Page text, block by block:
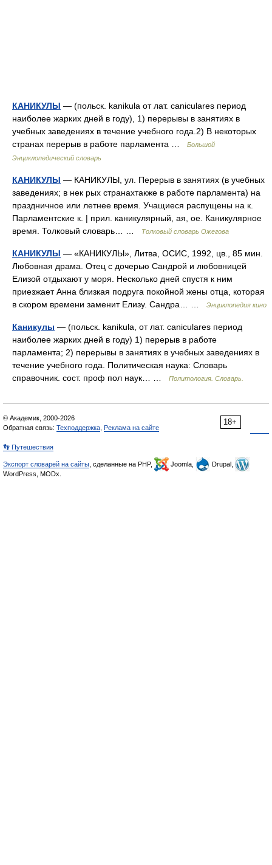
КАНИКУЛЫ — (польск. kanikula от лат. caniculares период
наиболее жарких дней в году), 1) перерывы в занятиях в
учебных заведениях в течение учебного года.2) В некоторых
странах перерыв в работе парламента …
Большой
Энциклопедический словарь
КАНИКУЛЫ — КАНИКУЛЫ, ул. Перерыв в занятиях (в учебных
заведениях; в нек рых странахтакже в работе парламента) на
праздничное или летнее время. Учащиеся распущены на к.
Парламентские к. | прил. каникулярный, ая, ое. Каникулярное
время. Толковый словарь… …
Толковый словарь Ожегова
КАНИКУЛЫ — «КАНИКУЛЫ», Литва, ОСИС, 1992, цв., 85 мин.
Любовная драма. Отец с дочерью Сандрой и любовницей
Елизой отдыхают у моря. Несколько дней спустя к ним
приезжает Анна близкая подруга покойной жены отца, которая
в скором времени заменит Елизу. Сандра… …
Энциклопедия кино
Каникулы — (польск. kanikula, от лат. caniculares период
наиболее жарких дней в году) 1) перерыв в работе
парламента; 2) перерывы в занятиях в учебных заведениях в
течение учебного года. Политическая наука: Словарь
справочник. сост. проф пол наук… …
Политология. Словарь.
18+
© Академик, 2000-2026
Обратная связь: Техподдержка Реклама на сайте
👣 Путешествия
Экспорт словарей на сайты , сделанные на PHP, Joomla,
Drupal,
WordPress, MODx.